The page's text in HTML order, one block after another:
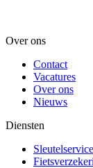
Over ons
Contact
Vacatures
Over ons
Nieuws
Diensten
Sleutelservice